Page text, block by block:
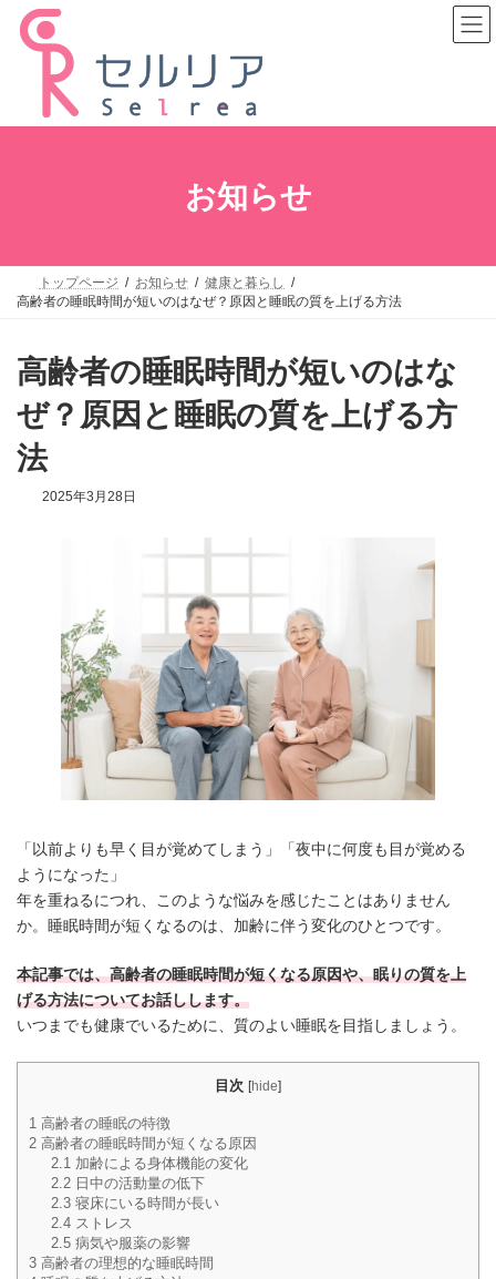
ス
ン
お知らせ
トップページ お知らせ
健康と暮らし
高齢者の睡眠時間が短いのはなぜ？原因と睡眠の質を上げる方法
高齢者の睡眠時間が短いのはな
ぜ？原因と睡眠の質を上げる方
法
2025年3月28日
「以前よりも早く目が覚めてしまう」「夜中に何度も目が覚める
ようになった」
年を重ねるにつれ、このような悩みを感じたことはありません
か。睡眠時間が短くなるのは、加齢に伴う変化のひとつです。
本記事では、高齢者の睡眠時間が短くなる原因や、眠りの質を上
げる方法についてお話しします。
いつまでも健康でいるために、質のよい睡眠を目指しましょう。
目次 [hide]
1 高齢者の睡眠の特徴
2 高齢者の睡眠時間が短くなる原因
2.1 加齢による身体機能の変化
2.2日中の活動量の低下
2.3寝床にいる時間が長い
2.4ストレス
2.5病気や服薬の影響
3 高齢者の理想的な睡眠時間